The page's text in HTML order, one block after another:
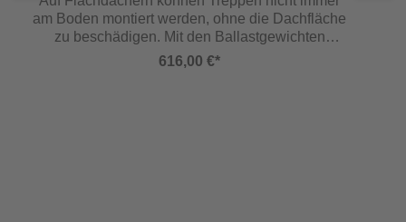
am Boden montiert werden, ohne die Dachfläche
zu beschädigen. Mit den Ballastgewichten
können die Überbrückungen ohne eine weitere
Befestigung aufgestellt werden. (1 Stück für 1
616,00 €*